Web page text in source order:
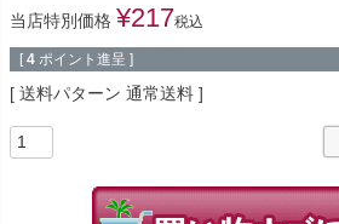
当店特別価格 ¥217税込
[ 4 ポイント進呈 ]
送料パターン 通常送料